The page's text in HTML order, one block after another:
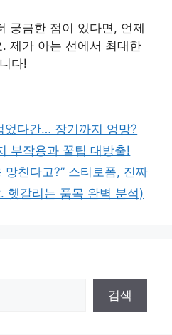
궁금한 점이 있다면, 언제
제가 아는 선에서 최대한
다!
었다간… 장기까지 엉망?
부작용과 꿀팁 대방출!
망친다고?” 스티로폼, 진짜
헷갈리는 품목 완벽 분석)
검색